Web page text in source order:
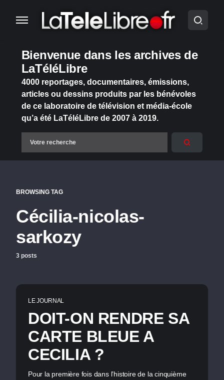
Bienvenue dans les archives de
LaTéléLibre
4000 reportages, documentaires, émissions,
articles ou dessins produits par les bénévoles
de ce laboratoire de télévision et média-école
qu’a été LaTéléLibre de 2007 à 2019.
BROWSING TAG
Cécilia-nicolas-
sarkozy
3 posts
LE JOURNAL
DOIT-ON RENDRE SA
CARTE BLEUE A
CECILIA ?
Pour la première fois dans l’histoire de la cinquième